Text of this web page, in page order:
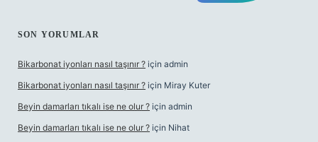
SON YORUMLAR
Bikarbonat iyonları nasıl taşınır ? için admin
Bikarbonat iyonları nasıl taşınır ? için Miray Kuter
Beyin damarları tıkalı ise ne olur ? için admin
Beyin damarları tıkalı ise ne olur ? için Nihat